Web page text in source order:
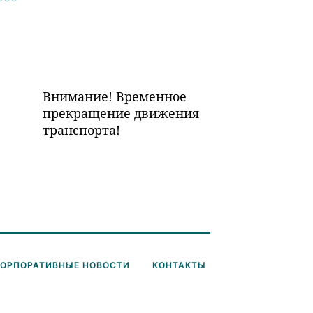
Внимание! Временное
прекращение движения
транспорта!
НОВОСТИ КОНТАКТЫ